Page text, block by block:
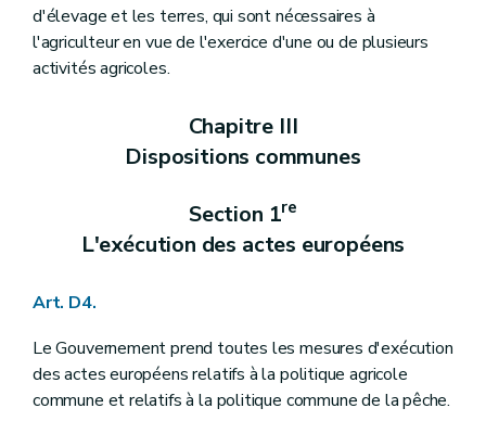
Art. D380
Chapitre II Les subsides à l'innovation et à la recherche scientifique et technique à finalité agricole
Art. D381
Chapitre III
Art. D382
Art. D383
Section 2 La vulgarisation
Art. D384
Art. D385
Art. D386
Les comices agricoles
Titre XIII Le contrôle et la recherche des infractions
Chapitre I
Le contrôle
Section 1re
Les agents
Art. D390
d'élevage et les terres, qui sont nécessaires à
l'agriculteur en vue de l'exercice d'une ou de plusieurs
activités agricoles.
Chapitre III
Dispositions communes
Section 1re
L'exécution des actes européens
Art. D4.
Le Gouvernement prend toutes les mesures d'exécution
des actes européens relatifs à la politique agricole
commune et relatifs à la politique commune de la pêche.